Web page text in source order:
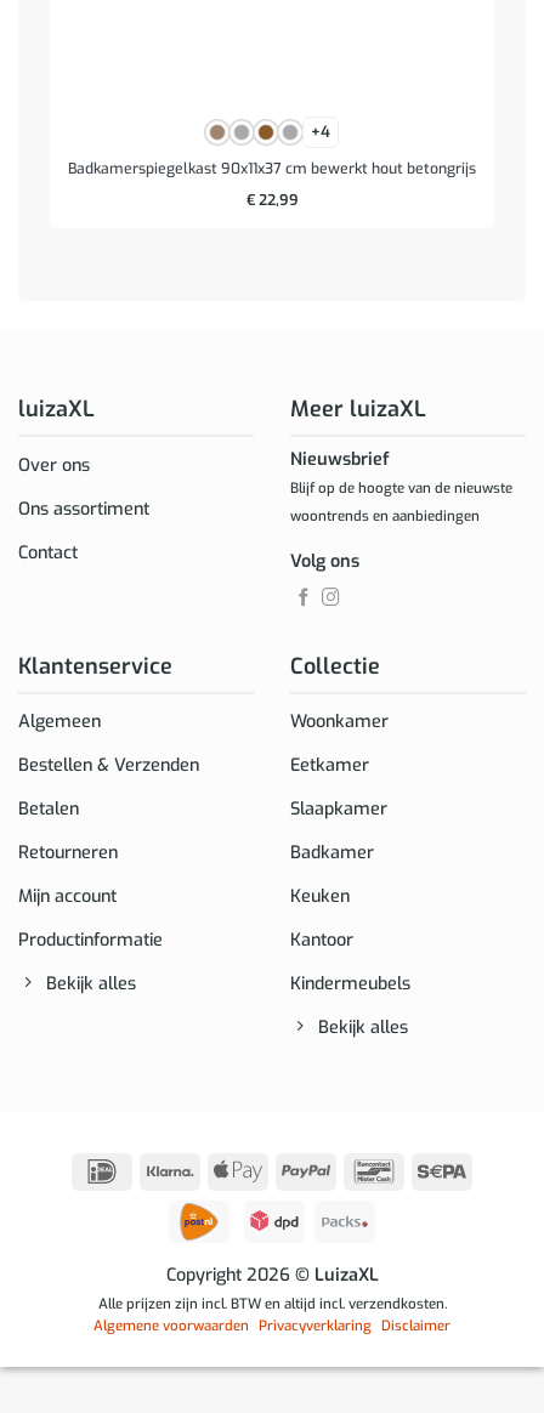
+4
Badkamerspiegelkast 90x11x37 cm bewerkt hout betongrijs
€22,99
luizaXL
Over ons
Ons assortiment
Contact
Klantenservice
Algemeen
Bestellen & Verzenden
Betalen
Retourneren
Mijn account
Productinformatie
Bekijk alles
Collectie
Woonkamer
Eetkamer
Slaapkamer
Badkamer
Keuken
Kantoor
Kindermeubels
Bekijk alles
Meer luizaXL
Nieuwsbrief
Blijf op de hoogte van de nieuwste
woontrends en aanbiedingen
Volg ons
IDeal Klarna
Apple
PayPal BancontactSepa
Copyright 2026 © LuizaXL
Alle prijzen zijn incl. BTW en altijd incl. verzendkosten.
Algemene voorwaarden Privacyverklaring Disclaimer